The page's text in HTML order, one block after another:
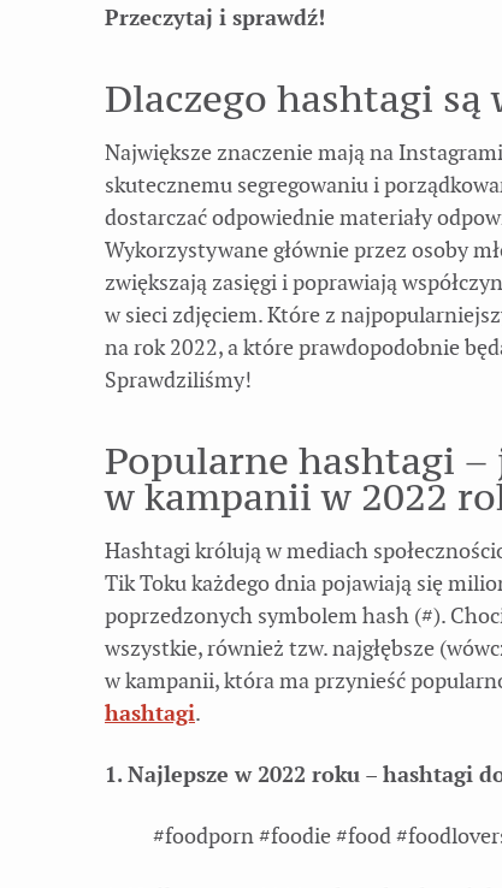
Przeczytaj i sprawdź!
Dlaczego hashtagi są
Największe znaczenie mają na
skutecznemu segregowaniu i
dostarczać odpowiednie materiały
Wykorzystywane głównie przez osoby
zwiększają zasięgi i poprawiają
w sieci zdjęciem. Które z
na rok 2022, a które prawdopodobnie
Sprawdziliśmy!
Popularne hashtagi
w kampanii w 2022
Hashtagi królują w mediach
Tik Toku każdego dnia pojawiają się
poprzedzonych symbolem hash (#).
wszystkie, również tzw. najgłębsze
w kampanii, która ma przynieść
hashtagi.
1. Najlepsze w 2022 roku – hashtagi
#foodporn #foodie #food